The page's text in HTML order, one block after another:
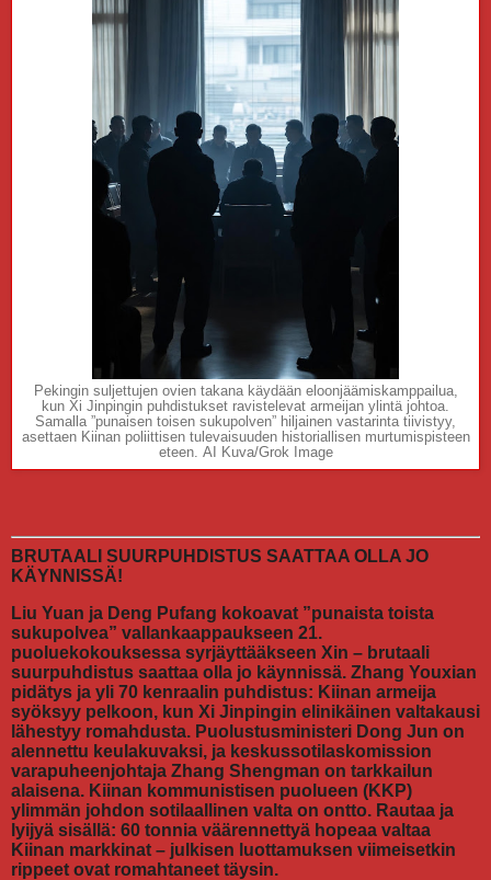
Pekingin suljettujen ovien takana käydään eloonjäämiskamppailua,
kun Xi Jinpingin puhdistukset ravistelevat armeijan ylintä johtoa.
Samalla ”punaisen toisen sukupolven” hiljainen vastarinta tiivistyy,
asettaen Kiinan poliittisen tulevaisuuden historiallisen murtumispisteen
eteen. AI Kuva/Grok Image
BRUTAALI SUURPUHDISTUS SAATTAA OLLA JO
KÄYNNISSÄ!
Liu Yuan ja Deng Pufang kokoavat ”punaista toista
sukupolvea” vallankaappaukseen 21.
puoluekokouksessa syrjäyttääkseen Xin – brutaali
suurpuhdistus saattaa olla jo käynnissä. Zhang Youxian
pidätys ja yli 70 kenraalin puhdistus: Kiinan armeija
syöksyy pelkoon, kun Xi Jinpingin elinikäinen valtakausi
lähestyy romahdusta. Puolustusministeri Dong Jun on
alennettu keulakuvaksi, ja keskussotilaskomission
varapuheenjohtaja Zhang Shengman on tarkkailun
alaisena. Kiinan kommunistisen puolueen (KKP)
ylimmän johdon sotilaallinen valta on ontto. Rautaa ja
lyijyä sisällä: 60 tonnia väärennettyä hopeaa valtaa
Kiinan markkinat – julkisen luottamuksen viimeisetkin
rippeet ovat romahtaneet täysin.